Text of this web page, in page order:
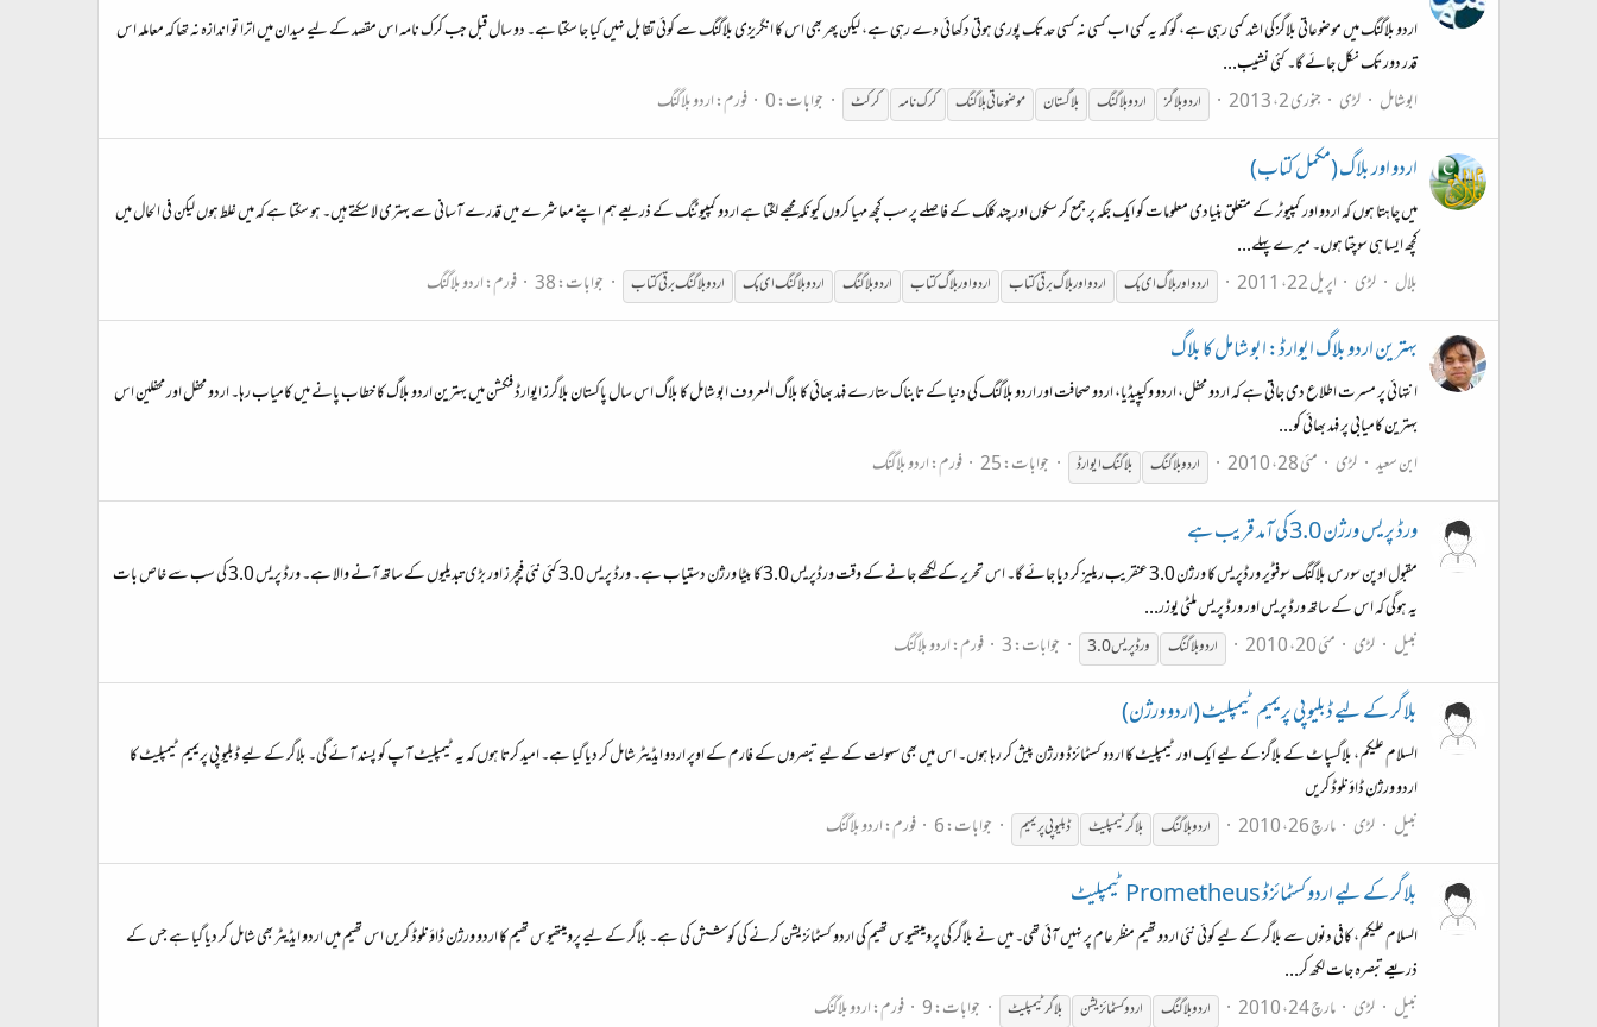
اردو بلاگنگ میں موضوعاتی بلاگز کی اشد کمی رہی ہے، گو کہ یہ کمی اب کسی نہ کسی حد تک پوری ہوتی دکھائی دے رہی ہے، لیکن پھر بھی اس کا انگریزی بلاگنگ سے کوئی تقابل نہیں کیا جا سکتا ہے۔ دو سال قبل جب کرک نامہ اس مقصد کے لیے میدان میں اترا تو اندازہ نہ تھا کہ معاملہ اس
قدر دور تک نکل جائے گا۔ کئی نشیب...
ابوشامل
لڑی جنوری 2، 2013 اردوبلاگز اردوبلاگنگ بلاگستان موضوعاتیبلاگنگ کرک نامہ کرکٹ جوابات: 0 فورم:اردو بلاگنگ
اردو اور بلاگ (مکمل کتاب)
میں چاہتا ہوں کہ اردو اور کمپیوٹر کے متعلق بنیادی معلومات کو ایک جگہ پر جمع کر سکوں اور چند کلک کے فاصلے پر سب کچھ مہیا کروں کیونکہ مجھے لگتا ہے اردو کمپیوٹنگ کے ذریعے ہم اپنے معاشرے میں قدرے آسانی سے بہتری لا سکتے ہیں۔ ہو سکتا ہے کہ میں غلط ہوں لیکن فی الحال میں
کچھ ایسا ہی سوچتا ہوں۔ میرے پہلے...
بلال
لڑی اپریل 22، 2011 اردواور بلاگ ای بک اردواور بلاگ برقی کتاب اردواور بلاگ کتاب اردوبلاگنگ اردوبلاگنگای بک اردوبلاگنگبرقی کتاب جوابات: 38 فورم:اردو بلاگنگ
بہترین اردو بلاگ ایوارڈ: ابو شامل کا بلاگ
انتہائی پر مسرت اطلاع دی جاتی ہے کہ اردو محفل، اردو وکیپیڈیا، اردو صحافت اور اردو بلاگنگ کی دنیا کے تابناک ستارے فہد بھائی کا بلاگ المعروف ابو شامل کا بلاگ اس سال پاکستان بلاگرز ایوارڈ فنکشن میں بہترین اردو بلاگ کا خطاب پانے میں کامیاب رہا۔ اردو محفل اور محفلین اس
بہترین کامیابی پر فہد بھائی کو...
ابن سعید لڑی مئی 28، 2010 اردوبلاگنگ بلاگنگایوارڈ جوابات: 25 فورم:اردو بلاگنگ
ورڈ پریس ورژن 3.0 کی آمد قریب ہے
مقبول اوپن سورس بلاگنگ سوفٹویر ورڈپریس کا ورژن 3.0 عنقریب ریلیز کر دیا جائے گا۔ اس تحریر کے لکھے جانے کے وقت ورڈپریس 3.0 کا بیٹا ورژن دستیاب ہے۔ ورڈ پریس 3.0 کئی نئی فیچرز اور بڑی تبدیلیوں کے ساتھ آنے والا ہے۔ ورڈ پریس 3.0 کی سب سے خاص بات
یہ ہوگی کہ اس کے ساتھ ورڈ پریس اور ورڈ پریس ملٹی یوزر...
نبیل
لڑی مئی 20، 2010 اردوبلاگنگ ورڈ پریس 3.0 جوابات: 3 فورم:اردو بلاگنگ
بلاگر کے لیے ڈبلیو پی پریمیم ٹیمپلیٹ (اردو ورژن)
السلام علیکم، بلاگسپاٹ کے بلاگز کے لیے ایک اور ٹیمپلیٹ کا اردو کسٹمائزڈ ورژن پیش کر رہا ہوں۔ اس میں بھی سہولت کے لیے تبصروں کے فارم کے اوپر اردو ایڈیٹر شامل کر دیا گیا ہے۔ امید کرتا ہوں کہ یہ ٹیمپلیٹ آپ کو پسند آئے گی۔ بلاگر کے لیے ڈبلیو پی پریمیم ٹیمپلیٹ کا
اردو ورژن ڈاؤنلوڈ کریں
نبیل
لڑی مارچ 26، 2010 اردوبلاگنگ بلاگر ٹیمپلیٹ ڈبلیو پی پریمیم جوابات: 6 فورم:اردو بلاگنگ
بلاگر کے لیے اردو کسٹمائزڈ Prometheus ٹیمپلیٹ
السلام علیکم، کافی دنوں سے بلاگر کے لیے کوئی نئی اردو تھیم منظر عام پر نہیں آئی تھی۔ میں نے بلاگر کی پرومیتھیوس تھیم کی اردو کسٹمائزیشن کرنے کی کوشش کی ہے۔ بلاگر کے لیے پرومیتھیوس تھیم کا اردو ورژن ڈاؤنلوڈ کریں اس تھیم میں اردو ایڈیٹر بھی شامل کر دیا گیا ہے جس کے
ذریعے تبصرہ جات لکھ کر...
نبیل
لڑی مارچ 24، 2010 اردوبلاگنگ اردوکسٹمائزیشن بلاگر ٹیمپلیٹ جوابات: 9 فورم:اردو بلاگنگ